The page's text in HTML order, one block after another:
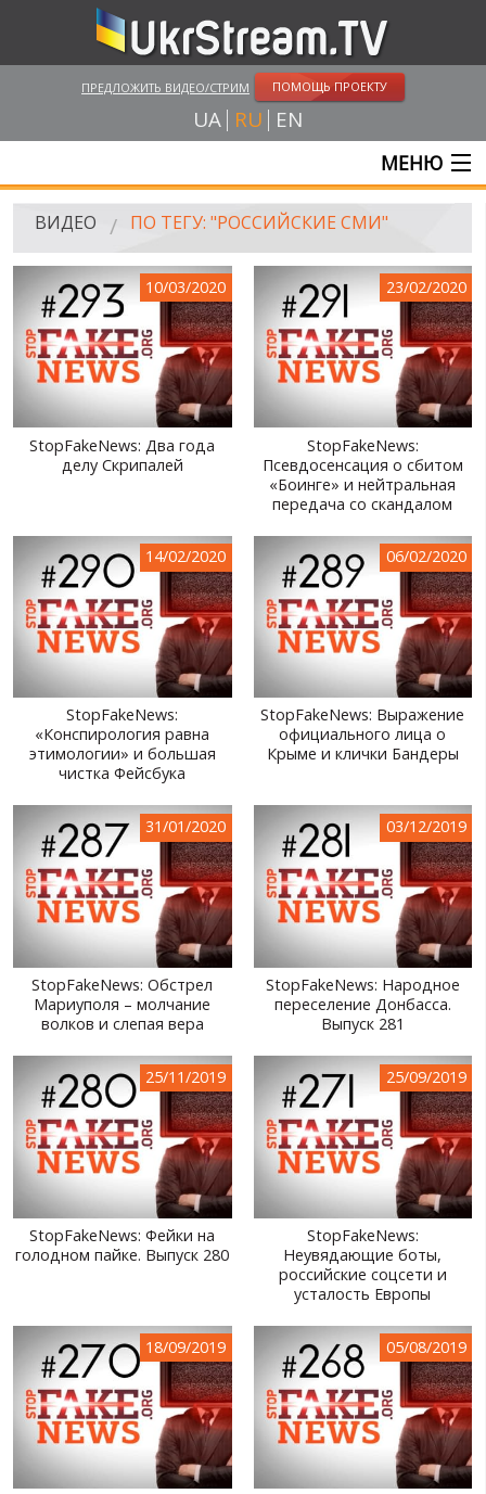
ПРЕДЛОЖИТЬ ВИДЕО/СТРИМ ПОМОЩЬ ПРОЕКТУ
UA RU EN
МЕНЮ
ГЛАВНАЯ
ВИДЕО
UKRSTREAM.TV
ВИДЕО СМИ
АМАТОРСКОЕ ВИДЕО
ХУДОЖЕСТВЕНЫЕ И ДОКУМЕНТАЛЬНЫЕ ПРОЕКТЫ
ПУБЛИЧНЫЕ ЛЮДИ
РОССИЙСКО-УКРАИНСКАЯ ВОЙНА
WINTER ON FIRE: UKRAINE'S FIGHT FOR FREEDOM
ХРОНОЛОГИЯ ЄВРОМАЙДАНА
УСЛУГИ
ВИДЕО ПО ТЕГУ: "РОССИЙСКИЕ СМИ"
10/03/2020
StopFakeNews: Два года
делу Скрипалей
23/02/2020
StopFakeNews:
Псевдосенсация о сбитом
«Боинге» и нейтральная
передача со скандалом
14/02/2020
StopFakeNews:
«Конспирология равна
этимологии» и большая
чистка Фейсбука
06/02/2020
StopFakeNews: Выражение
официального лица о
Крыме и клички Бандеры
31/01/2020
StopFakeNews: Обстрел
Мариуполя – молчание
волков и слепая вера
03/12/2019
StopFakeNews: Народное
переселение Донбасса.
Выпуск 281
25/11/2019
StopFakeNews: Фейки на
голодном пайке. Выпуск 280
25/09/2019
StopFakeNews:
Неувядающие боты,
российские соцсети и
усталость Европы
18/09/2019 05/08/2019